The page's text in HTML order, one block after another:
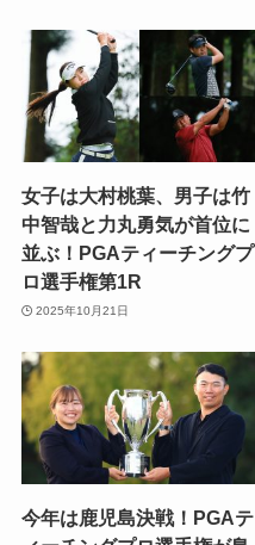
女子は大村桃葉、男子は竹
中智哉と力丸勇気が首位に
並ぶ！PGAティーチングプ
ロ選手権第1R
2025年10月21日
今年は鹿児島決戦！PGAテ